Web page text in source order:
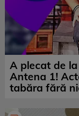
A plecat de
Antena 1!
tabăra fără